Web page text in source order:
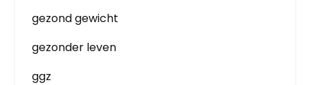
gezond gewicht
gezonder leven
ggz